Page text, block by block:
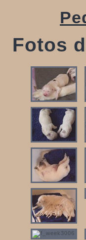
Fotos